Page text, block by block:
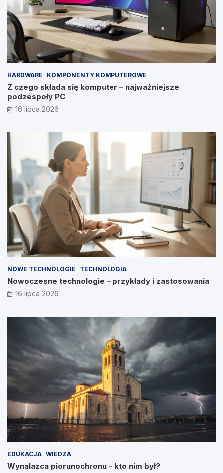
HARDWARE KOMPONENTY KOMPUTEROWE
Z czego składa się komputer – najważniejsze
podzespoły PC
16 lipca 2026
NOWE TECHNOLOGIE TECHNOLOGIA
Nowoczesne technologie – przykłady i zastosowania
16 lipca 2026
EDUKACJA WIEDZA
Wynalazca piorunochronu – kto nim był?